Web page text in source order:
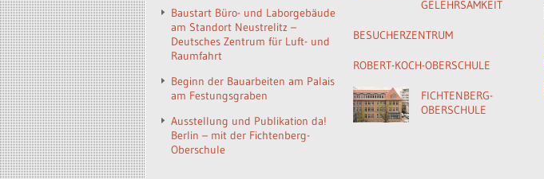
Baustart Büro- und Laborgebäude
am Standort Neustrelitz –
Deutsches Zentrum für Luft- und
Raumfahrt
Beginn der Bauarbeiten am Palais
am Festungsgraben
Ausstellung und Publikation da!
Berlin – mit der Fichtenberg-
Oberschule
GELEHRSAMKEIT
BESUCHERZENTRUM
ROBERT-KOCH-OBERSCHULE
FICHTENBERG-
OBERSCHULE